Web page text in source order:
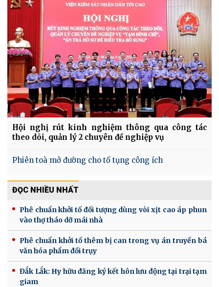
Hội nghị rút kinh nghiệm thông qua công tác
theo dõi, quản lý 2 chuyên đề nghiệp vụ
Phiên toà mở đường cho tố tụng công ích
ĐỌC NHIỀU NHẤT
Phê chuẩn khởi tố đối tượng dùng vòi xịt cao áp phun
vào thợ tháo dỡ mái nhà
Phê chuẩn khởi tố thêm bị can trong vụ án truyền bá
văn hóa phẩm đồi trụy
Đắk Lắk: Hy hữu đăng ký kết hôn lưu động tại trại tạm
giam